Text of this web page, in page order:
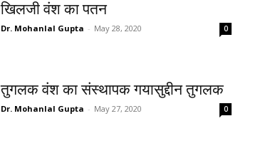
खिलजी वंश का पतन
Dr. Mohanlal Gupta - May 28, 2020 0
तुगलक वंश का संस्थापक गयासुद्दीन तुगलक
Dr. Mohanlal Gupta - May 27, 2020 0